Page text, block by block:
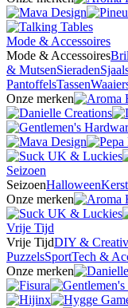
Mode & Accessoires
Mode & Accessoires
& MutsenSieraden
PantoffelsTassen
Onze merken
Seizoen
SeizoenHalloweenKerst
Onze merken
Vrije Tijd
Vrije TijdDIY &
PuzzelsSportTech &
Onze merken